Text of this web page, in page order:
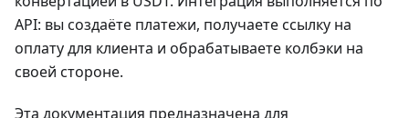
API: вы создаёте платежи, получаете ссылку на
оплату для клиента и обрабатываете колбэки на
своей стороне.
Эта документация предназначена для